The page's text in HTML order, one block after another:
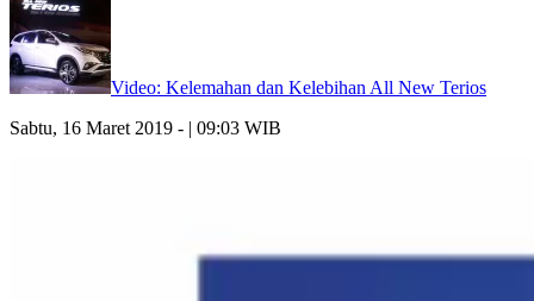
Video: Kelemahan dan Kelebihan All New Terios
Sabtu, 16 Maret 2019 - | 09:03 WIB